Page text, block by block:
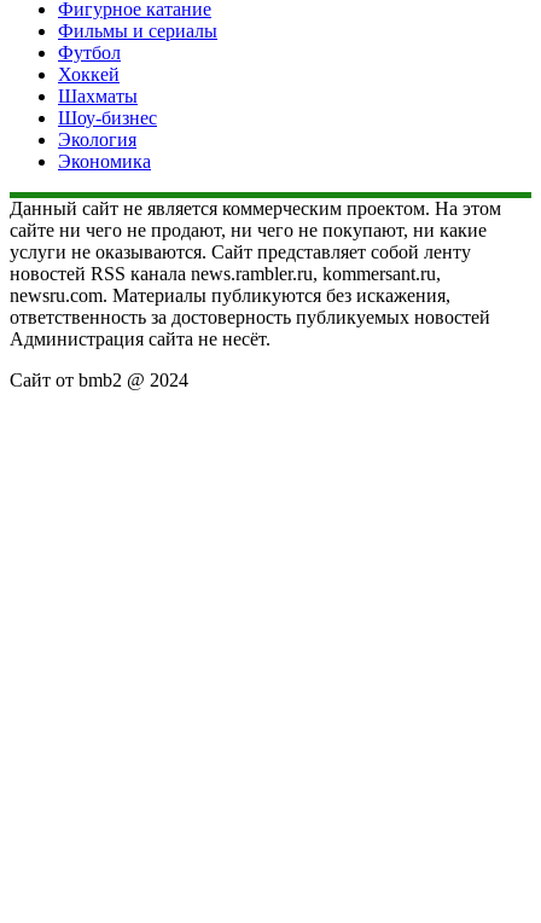
Фигурное катание
Фильмы и сериалы
Футбол
Хоккей
Шахматы
Шоу-бизнес
Экология
Экономика
Данный сайт не является коммерческим проектом. На этом
сайте ни чего не продают, ни чего не покупают, ни какие
услуги не оказываются. Сайт представляет собой ленту
новостей RSS канала news.rambler.ru, kommersant.ru,
newsru.com. Материалы публикуются без искажения,
ответственность за достоверность публикуемых новостей
Администрация сайта не несёт.
Сайт от bmb2 @ 2024